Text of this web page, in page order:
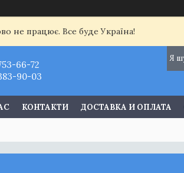
не працює. Все буде Україна!
66-72
90-03
КОНТАКТИ ДОСТАВКА И ОПЛАТА